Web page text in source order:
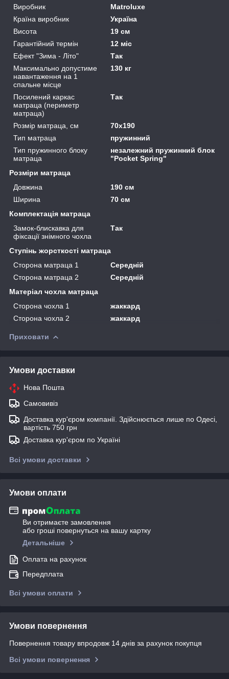
Виробник
Matroluxe
Країна виробник
Україна
Висота
19 см
Гарантійний термін
12 міс
Ефект "Зима - Літо"
Так
Максимально допустиме
навантаження на 1
спальне місце
130 кг
Посилений каркас
матраца (периметр
матраца)
Так
Розмір матраца, см
70х190
Тип матраца
пружинний
Тип пружинного блоку
матраца
незалежний пружинний блок
"Pocket Spring"
Розміри матраца
Довжина
190 см
Ширина
70 см
Комплектація матраца
Замок-блискавка для
фіксації знімного чохла
Так
Ступінь жорсткості матраца
Сторона матраца 1
Середній
Сторона матраца 2
Середній
Матеріал чохла матраца
Сторона чохла 1
жаккард
Сторона чохла 2
жаккард
Приховати
Умови доставки
Нова Пошта
Самовивіз
Доставка кур'єром компанії. Здійснюється лише по Одесі,
вартість 750 грн
Доставка кур'єром по Україні
Всі умови доставки
Умови оплати
Ви отримаєте замовлення
або гроші повернуться на вашу картку
Детальніше
Оплата на рахунок
Передплата
Всі умови оплати
Умови повернення
Повернення товару впродовж 14 днів за рахунок покупця
Всі умови повернення